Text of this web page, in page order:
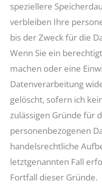
speziellere
verbleiben Ihre
bis der Zweck für die
Wenn Sie ein
machen oder eine
Datenverarbeitung
gelöscht, sofern ich
zulässigen Gründe für
personenbezogenen
handelsrechtliche
letztgenannten Fall
Fortfall dieser Gründe.